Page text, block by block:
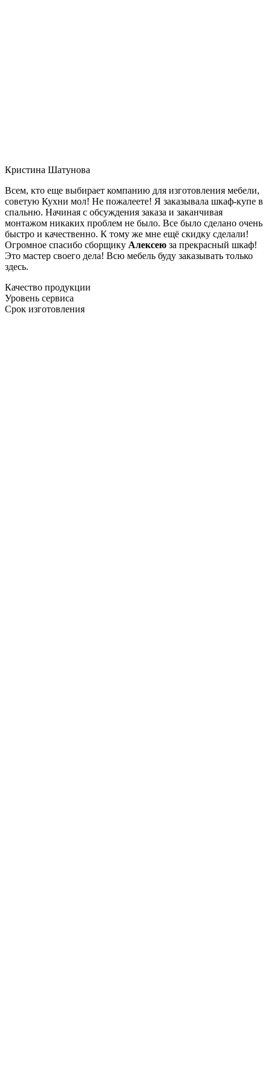
Кристина Шатунова
Всем, кто еще выбирает компанию для изготовления мебели,
советую Кухни мол! Не пожалеете! Я заказывала шкаф-купе в
спальню. Начиная с обсуждения заказа и заканчивая
монтажом никаких проблем не было. Все было сделано очень
быстро и качественно. К тому же мне ещё скидку сделали!
Огромное спасибо сборщику Алексею за прекрасный шкаф!
Это мастер своего дела! Всю мебель буду заказывать только
здесь.
Качество продукции
Уровень сервиса
Срок изготовления